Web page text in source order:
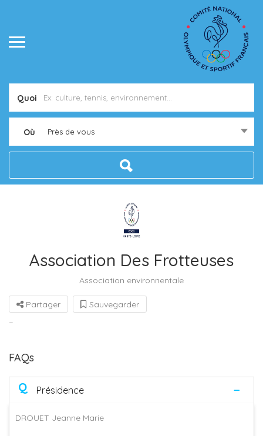
Quoi
Où Près de vous
Association Des Frotteuses
Association environnentale
Partager Sauvegarder
–
FAQs
Q Présidence
DROUET Jeanne Marie